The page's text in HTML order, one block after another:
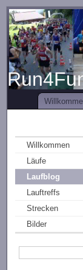
Willkommen
Läufe
Laufblog
Lauftreffs
Strecken
Bilder